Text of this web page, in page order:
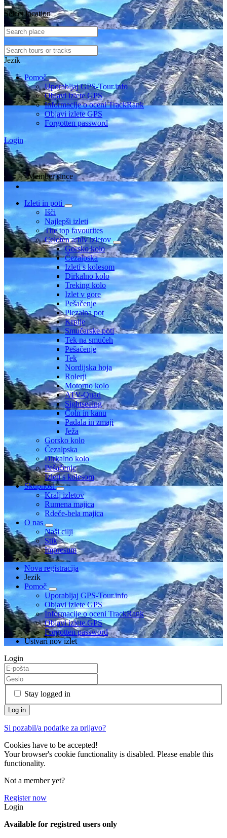
Select location
Jezik
Pomoč
Uporabljaj GPS-Tour.info
Objavi izlete GPS
Informacije o oceni TrackRank
Objavi izlete GPS
Forgotten password
Login
Member since
Izleti in poti
Išči
Najlepši izleti
The top favourites
Celoten arhiv izletov
Gorsko kolo
Čezalpska
Izleti s kolesom
Dirkalno kolo
Treking kolo
Izlet v gore
Pešačenje
Plezalna pot
Krplje
Smučarske poti
Tek na smučeh
Pešačenje
Tek
Nordijska hoja
Rolerji
Motorno kolo
ATV-Quad
Sightseeing
Čoln in kanu
Padala in zmaji
Ježa
Gorsko kolo
Čezalpska
Dirkalno kolo
Pešačenje
Izleti s kolesom
Skupnost
Kralj izletov
Rumena majica
Rdeče-bela majica
O nas
Naši cilji
Stik
Impresum
Nova registracija
Jezik
Pomoč
Uporabljaj GPS-Tour.info
Objavi izlete GPS
Informacije o oceni TrackRank
Objavi izlete GPS
Forgotten password
Ustvari nov izlet
Login
Stay logged in
Si pozabil/a podatke za prijavo?
Cookies have to be accepted!
Your browser's cookie functionality is disabled. Please enable this
functionality.
Not a member yet?
Register now
Login
Available for registred users only